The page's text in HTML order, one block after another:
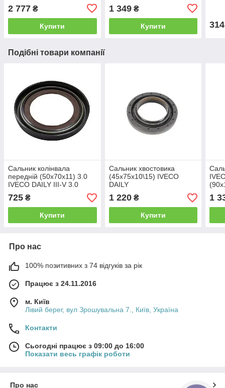
2 777 ₴
Купити
Corteco
1 349₴
Купити 314
Подібні товари компанії
Сальник колінвала
передній (50х70х11) 3.0
IVECO DAILY III-V 3.0
(504056152) Iveco Motors
725 ₴
Купити
Сальник хвостовика
(45х75х10\15) IVECO
DAILY
(7185355/12019419B)
CORTECO
1 220₴
Купити
1
Про нас
100% позитивних з 74 відгуків за рік
Працює з 24.11.2016
м. Київ
Лівий берег, вул Зрошувальна 7., Київ, Україна
Контакти
Сьогодні працює з 09:00 до 16:00
Показати весь графік роботи
Про нас